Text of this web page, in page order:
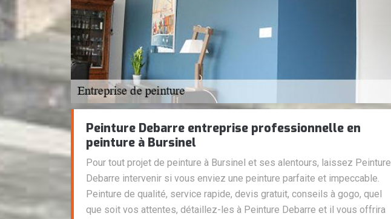
Peinture Debarre entreprise professionnelle en
peinture à Bursinel
Pour tout projet de peinture à Bursinel et ses alentours, laissez Peinture
Debarre intervenir si vous enviez une peinture parfaite et impeccable.
Peinture de qualité, service rapide, devis gratuit, conseils à gogo, quel
que soit vos attentes, détaillez-les à Peinture Debarre et il vous offrira